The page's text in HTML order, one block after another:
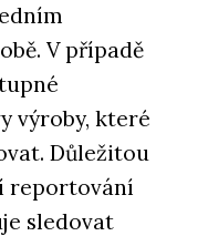
V případě
výroby, které
Důležitou
reportování
sledovat